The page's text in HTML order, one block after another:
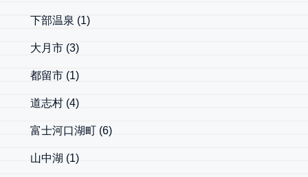
下部温泉 (1)
大月市 (3)
都留市 (1)
道志村 (4)
富士河口湖町 (6)
山中湖 (1)